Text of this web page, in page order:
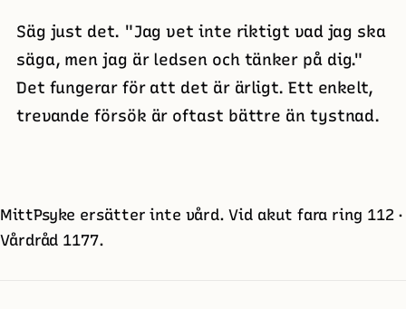
Säg just det. "Jag vet inte riktigt vad jag ska
säga, men jag är ledsen och tänker på dig."
Det fungerar för att det är ärligt. Ett enkelt,
trevande försök är oftast bättre än tystnad.
MittPsyke ersätter inte vård. Vid akut fara ring 112 ·
Vårdråd 1177.